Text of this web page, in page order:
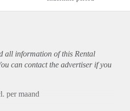
all information of this Rental
can contact the advertiser if you
per maand